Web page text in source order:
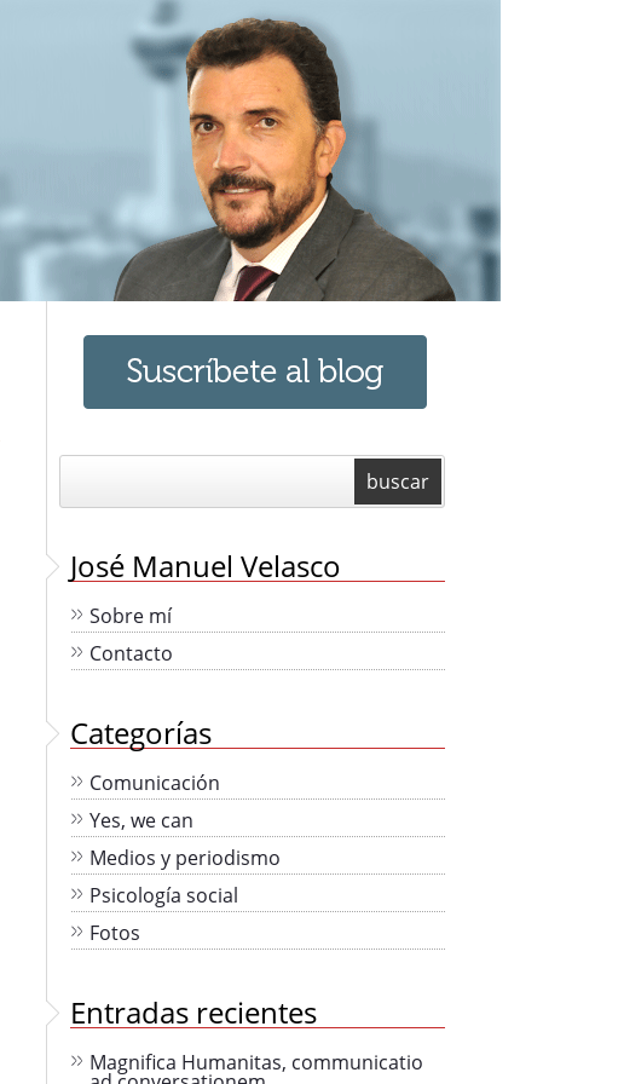
José Manuel Velasco
Sobre mí
Contacto
Categorías
Comunicación
Yes, we can
Medios y periodismo
Psicología social
Fotos
Entradas recientes
Magnifica Humanitas, communicatio